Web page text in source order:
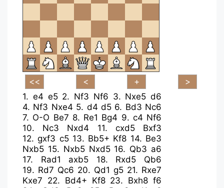
1. e4 e5 2. Nf3 Nf6 3. Nxe5 d6
4. Nf3 Nxe4 5. d4 d5 6. Bd3 Nc6
7. O-O Be7 8. Re1 Bg4 9. c4 Nf6
10. Nc3 Nxd4 11. cxd5
Bxf3
12.gxf3 c5 13. Bb5+ Kf8 14. Be3
Nxb5 15. Nxb5 Nxd5 16. Qb3 a6
17. Rad1 axb5 18. Rxd5
Qb6
19. Rd7 Qc6 20. Qd1 g5 21. Rxe7
Kxe7 22. Bd4+ Kf8 23. Bxh8 f6